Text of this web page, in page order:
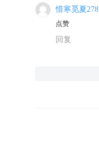
惜寒觅夏278
点赞
回复